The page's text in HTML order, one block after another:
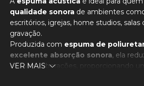
qualidade sonora de ambientes
escritórios, igrejas, home studios, salas
gravação.
Produzida com espuma de
excelente absorção sonora, ela
ecos/reverberações, proporcionando
VER MAIS